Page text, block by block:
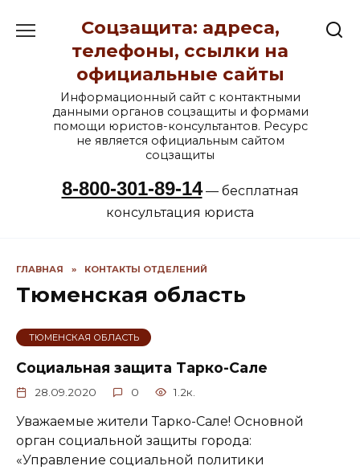
содержанию
Соцзащита: адреса,
телефоны, ссылки на
официальные сайты
Информационный сайт с контактными
данными органов соцзащиты и формами
помощи юристов-консультантов. Ресурс
не является официальным сайтом
соцзащиты
8-800-301-89-14— бесплатная
консультация юриста
ГЛАВНАЯ » КОНТАКТЫ ОТДЕЛЕНИЙ
Тюменская область
ТЮМЕНСКАЯ ОБЛАСТЬ
Социальная защита Тарко-Сале
28.09.2020 0 1.2к.
Уважаемые жители Тарко-Сале! Основной
орган социальной защиты города:
«Управление социальной политики